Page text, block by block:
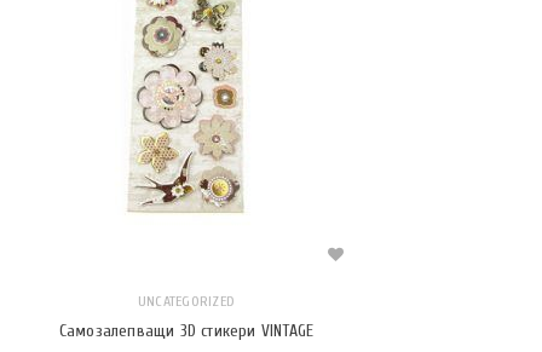
UNCATEGORIZED
Самозалепващи 3D стикери VINTAGE